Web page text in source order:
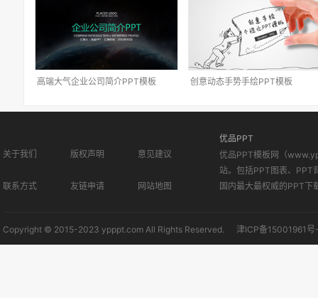
高端大气企业公司简介PPT模板 创意动态手势手绘PPT模板
关于我们 版权声明 意见建议
联系方式 友链申请 网站地图
优品PPT
优品PPT模板网（
站。包括PPT图表、PPT
国内最大最权威的PPT下
Copyright © 2015-2023 ypppt.com All Rights Reserved. 津ICP备15001961号